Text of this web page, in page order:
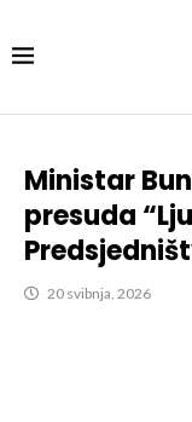
Ministar
presuda
20 svibnja, 2026